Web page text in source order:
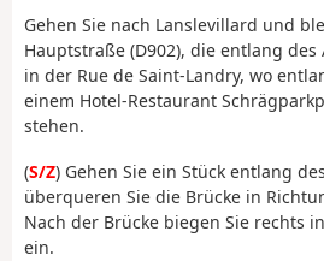
Gehen Sie nach Lanslevillard und
Hauptstraße (D902), die entlang des
in der Rue de Saint-Landry, wo
einem Hotel-Restaurant
stehen.
(S/Z) Gehen Sie ein Stück entlang
überqueren Sie die Brücke in
Nach der Brücke biegen Sie rechts
ein.